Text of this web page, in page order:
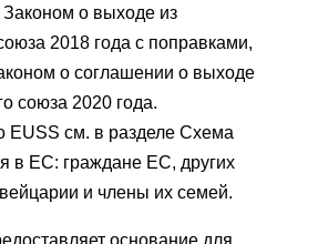
Законом о выходе из
2018 года с поправками,
о соглашении о выходе
союза 2020 года.
EUSS см. в разделе Схема
в ЕС: граждане ЕС, других
и члены их семей.